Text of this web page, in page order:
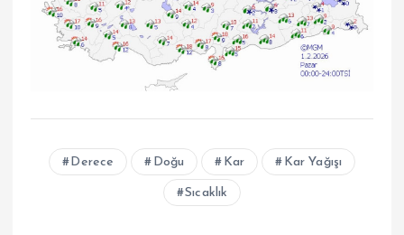
Derece Doğu Kar Kar Yağışı
Sıcaklık